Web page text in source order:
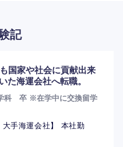
記
国家や社会に貢献出来
た海運会社へ転職。
科 卒 ※在学中に交換留学
大手海運会社】 本社勤